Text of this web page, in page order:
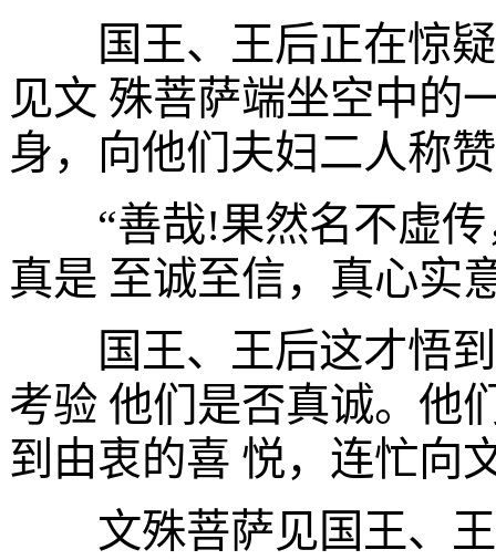
国王、王后正在惊疑
见文 殊菩萨端坐空中的
身，向他们夫妇二人称
“善哉!果然名不虚传
真是 至诚至信，真心实
国王、王后这才悟到
考验 他们是否真诚。他
到由衷的喜 悦，连忙向
文殊菩萨见国王、王